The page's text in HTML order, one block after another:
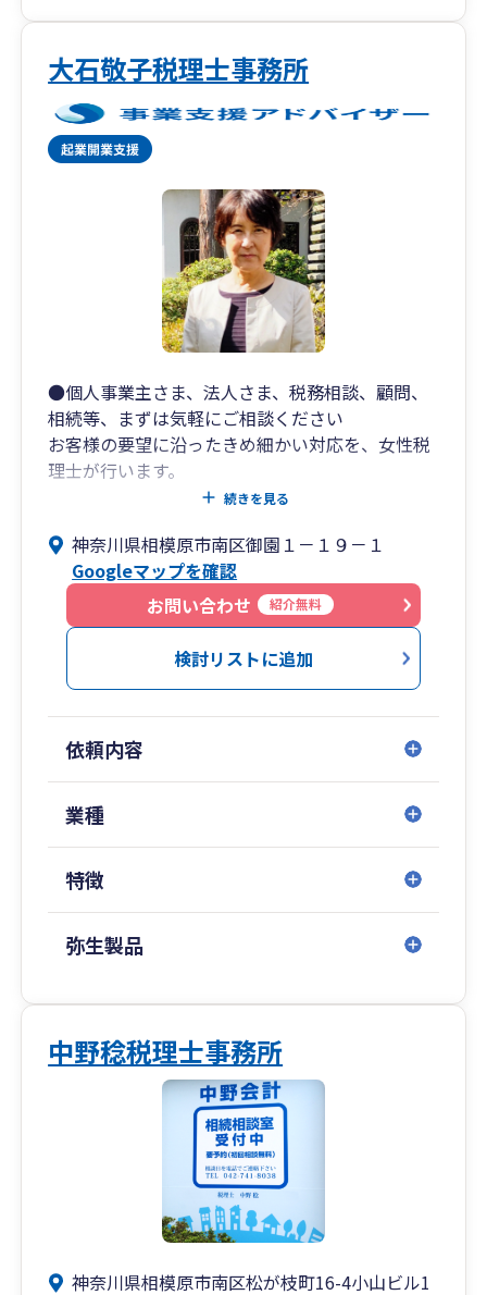
大石敬子税理士事務所
●個人事業主さま、法人さま、税務相談、顧問、
相続等、まずは気軽にご相談ください
お客様の要望に沿ったきめ細かい対応を、女性税
理士が行います。
安心してご連絡ください。続きを見る
神奈川県相模原市南区御園１－１９－１
Googleマップを確認
お問い合わせ
紹介無料
検討リストに追加
依頼内容
業種
特徴
弥生製品
中野稔税理士事務所
神奈川県相模原市南区松が枝町16-4小山ビル1